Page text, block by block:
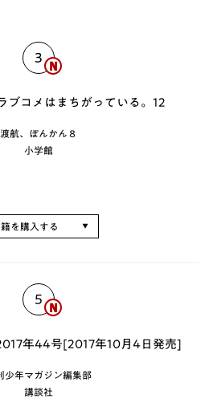
3
ブコメはまちがっている。12
渡航、ぽんかん８
小学館
を購入する
5
年44号[2017年10月4日発売]
少年マガジン編集部
講談社